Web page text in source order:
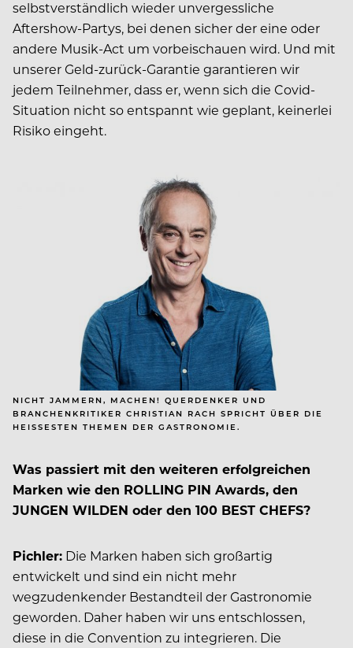
selbstverständlich wieder unvergessliche
Aftershow-Partys, bei denen sicher der eine oder
andere Musik-Act um vorbeischauen wird. Und mit
unserer Geld-zurück-Garantie garantieren wir
jedem Teilnehmer, dass er, wenn sich die Covid-
Situation nicht so entspannt wie geplant, keinerlei
Risiko eingeht.
NICHT JAMMERN, MACHEN! QUERDENKER UND
BRANCHENKRITIKER CHRISTIAN RACH SPRICHT ÜBER DIE
HEISSESTEN THEMEN DER GASTRONOMIE.
Was passiert mit den weiteren erfolgreichen
Marken wie den ROLLING PIN Awards, den
JUNGEN WILDEN oder den 100 BEST CHEFS?
Pichler: Die Marken haben sich großartig
entwickelt und sind ein nicht mehr
wegzudenkender Bestandteil der Gastronomie
geworden. Daher haben wir uns entschlossen,
diese in die Convention zu integrieren. Die